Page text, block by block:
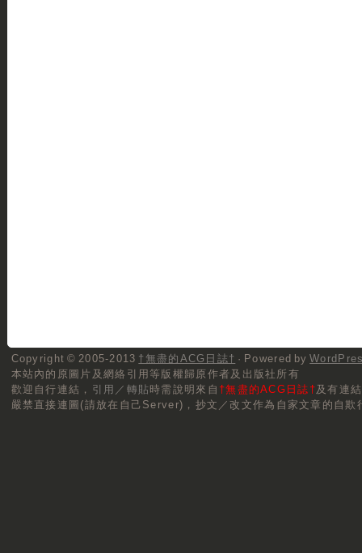
Copyright © 2005-2013 †無盡的ACG日誌† · Powered by
本站內的原圖片及網絡引用等版權歸原作者及出版社所有
歡迎自行連結， 引用／轉貼時需說明來自 †無盡的ACG日誌†及有連
嚴禁直接連圖(請放在自己Server)，抄文／改文作為自家文章的自欺